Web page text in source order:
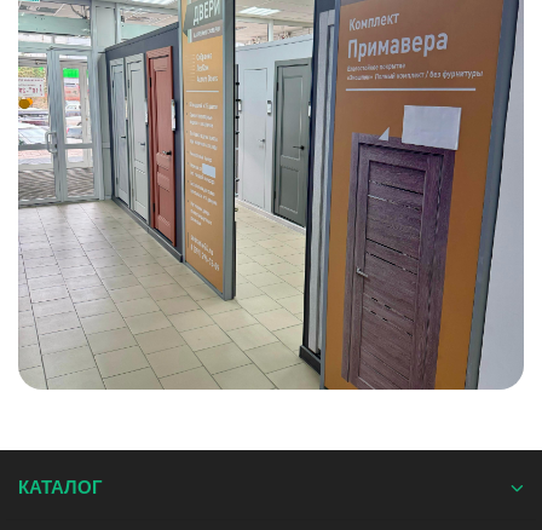
КАТАЛОГ